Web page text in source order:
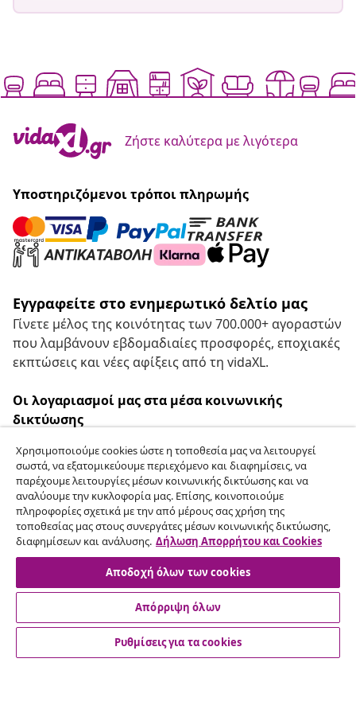
Ζήστε καλύτερα με λιγότερα
Υποστηριζόμενοι τρόποι πληρωμής
Εγγραφείτε στο ενημερωτικό δελτίο μας
Γίνετε μέλος της κοινότητας των 700.000+ αγοραστών
που λαμβάνουν εβδομαδιαίες προσφορές, εποχιακές
εκπτώσεις και νέες αφίξεις από τη vidaXL.
Οι λογαριασμοί μας στα μέσα κοινωνικής
δικτύωσης
Υπαναχώρηση από τη σύμβαση
Υποβάλετε αίτημα υπαναχώρησης για την
παραγγελία σας.
Υπαναχώρηση από τη σύμβαση
Εξυπηρέτηση πελατών
Χρησιμοποιούμε cookies ώστε η τοποθεσία μας να λειτουργεί
σωστά, να εξατομικεύουμε περιεχόμενο και διαφημίσεις, να
παρέχουμε λειτουργίες μέσων κοινωνικής δικτύωσης και να
αναλύουμε την κυκλοφορία μας. Επίσης, κοινοποιούμε
πληροφορίες σχετικά με την από μέρους σας χρήση της
τοποθεσίας μας στους συνεργάτες μέσων κοινωνικής δικτύωσης,
διαφημίσεων και ανάλυσης. Δήλωση Απορρήτου και Cookies
Αποδοχή όλων των cookies
Απόρριψη όλων
Ρυθμίσεις για τα cookies